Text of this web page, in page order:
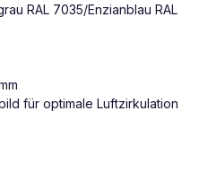
RAL 7035/Enzianblau RAL
für optimale Luftzirkulation